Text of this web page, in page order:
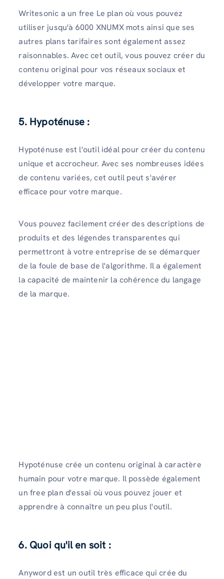
Writesonic a un free Le plan où vous pouvez
utiliser jusqu'à 6000 XNUMX mots ainsi que ses
autres plans tarifaires sont également assez
raisonnables. Avec cet outil, vous pouvez créer du
contenu original pour vos réseaux sociaux et
développer votre marque.
5. Hypoténuse :
Hypoténuse est l'outil idéal pour créer du contenu
unique et accrocheur. Avec ses nombreuses idées
de contenu variées, cet outil peut s'avérer
efficace pour votre marque.
Vous pouvez facilement créer des descriptions de
produits et des légendes transparentes qui
permettront à votre entreprise de se démarquer
de la foule de base de l'algorithme. Il a également
la capacité de maintenir la cohérence du langage
de la marque.
Hypoténuse crée un contenu original à caractère
humain pour votre marque. Il possède également
un free plan d'essai où vous pouvez jouer et
apprendre à connaître un peu plus l'outil.
6. Quoi qu'il en soit :
Anyword est un outil très efficace qui crée du